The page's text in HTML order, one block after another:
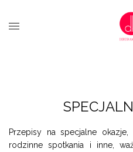
Przepisy na specjalne
rodzinne spotkania i inne,